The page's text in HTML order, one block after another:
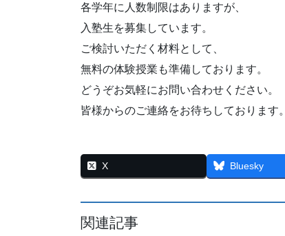
各学年に人数制限はありますが、
入塾生を募集しています。
ご検討いただく材料として、
無料の体験授業も準備しております。
どうぞお気軽にお問い合わせください。
皆様からのご連絡をお待ちしております。
X Bluesky
関連記事